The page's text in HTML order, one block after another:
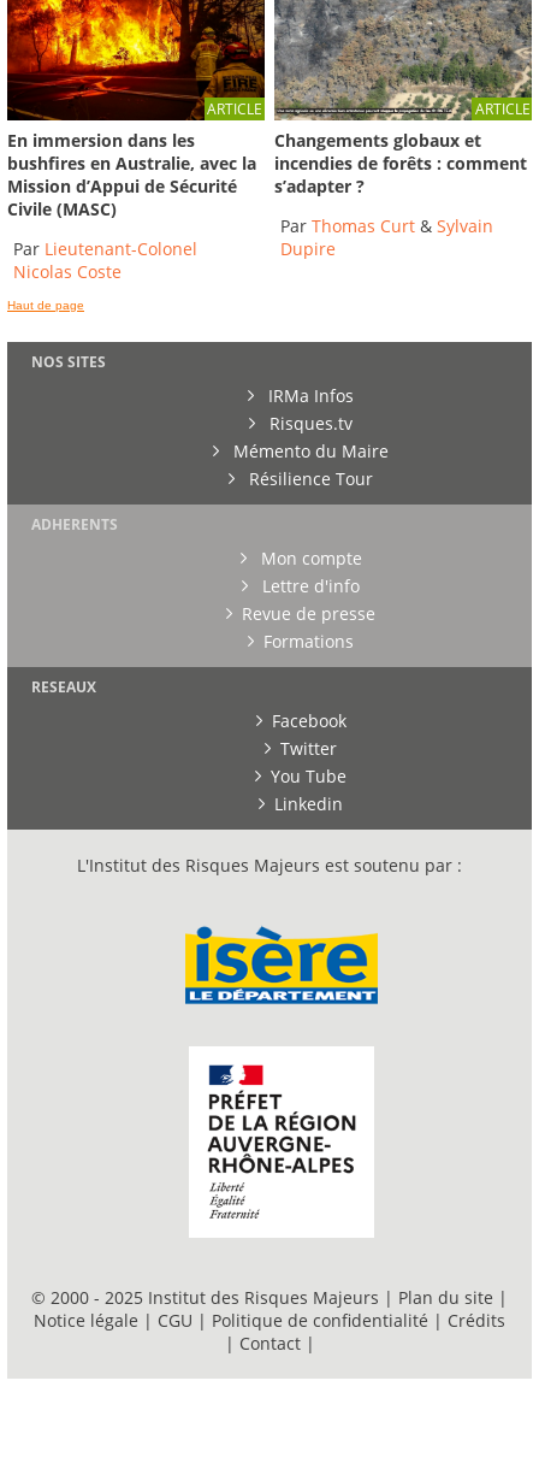
ARTICLE
En immersion dans les
bushfires en Australie, avec la
Mission d’Appui de Sécurité
Civile (MASC)
Par Lieutenant-Colonel
Nicolas Coste
ARTICLE
Changements globaux et
incendies de forêts : comment
s’adapter ?
ParThomas Curt &Sylvain
Dupire
Haut de page
NOS SITES
IRMa Infos
Risques.tv
Mémento du Maire
Résilience Tour
ADHERENTS
Mon compte
Lettre d'info
Revue de presse
Formations
RESEAUX
Facebook
Twitter
You Tube
Linkedin
L'Institut des Risques Majeurs est soutenu par :
© 2000 - 2025 Institut des Risques Majeurs | Plan du site |
Notice légale | CGU | Politique de confidentialité | Crédits
| Contact |